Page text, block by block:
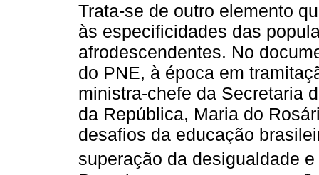
Trata-se de outro elemento
às especificidades das
afrodescendentes. No
do PNE, à época em
ministra-chefe da Secretaria
da República, Maria do
desafios da educação
superação da desigualdade e